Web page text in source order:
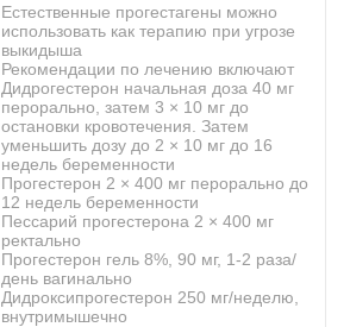
Естественные прогестагены можно
использовать как терапию при угрозе
выкидыша
Рекомендации по лечению включают
Дидрогестерон начальная доза 40 мг
перорально, затем 3 × 10 мг до
остановки кровотечения. Затем
уменьшить дозу до 2 × 10 мг до 16
недель беременности
Прогестерон 2 × 400 мг перорально до
12 недель беременности
Пессарий прогестерона 2 × 400 мг
ректально
Прогестерон гель 8%, 90 мг, 1-2 раза/
день вагинально
Дидроксипрогестерон 250 мг/неделю,
внутримышечно